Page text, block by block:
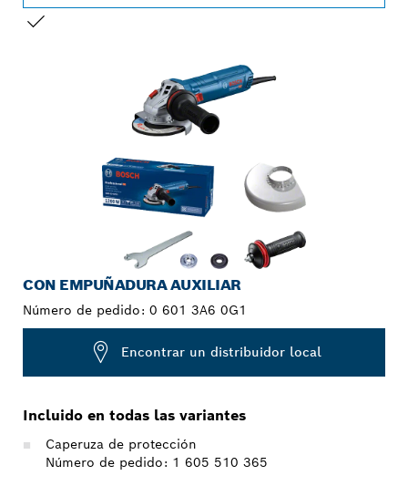
CON EMPUÑADURA AUXILIAR
Número de pedido: 0 601 3A6 0G1
Encontrar un distribuidor local
Incluido en todas las variantes
Caperuza de protección
Número de pedido: 1 605 510 365